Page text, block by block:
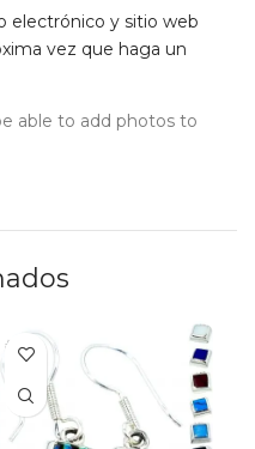
electrónico y sitio web
vez que haga un
able to add photos to